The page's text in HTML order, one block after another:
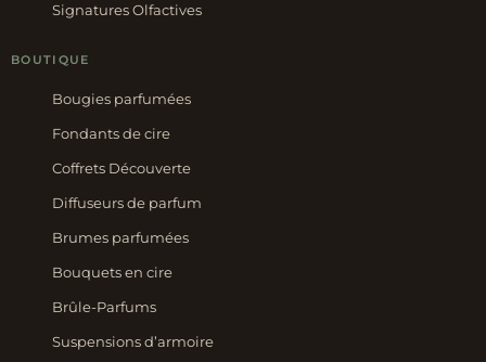
Signatures Olfactives
BOUTIQUE
Bougies parfumées
Fondants de cire
Coffrets Découverte
Diffuseurs de parfum
Brumes parfumées
Bouquets en cire
Brûle-Parfums
Suspensions d’armoire